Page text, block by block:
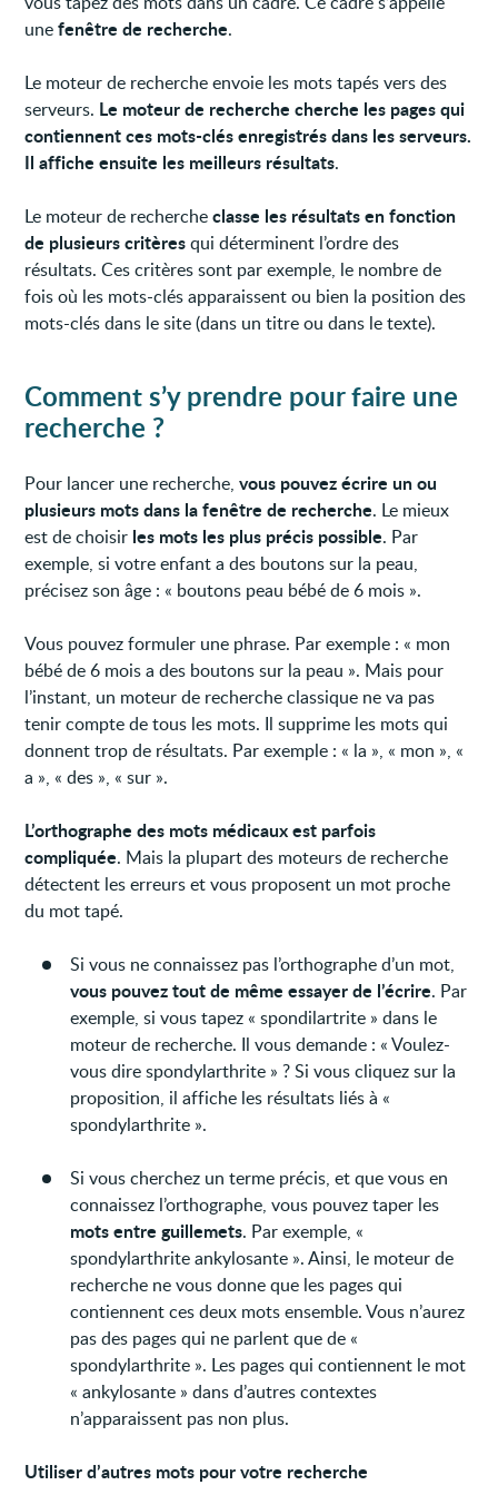
unefenêtre de recherche.
Le moteur de recherche envoie les mots tapés vers des
serveurs. Le moteur de recherche cherche les pages qui
contiennent ces mots-clés enregistrés dans les serveurs.
Il affiche ensuite les meilleurs résultats.
Le moteur de rechercheclasse les résultats en fonction
de plusieurs critèresqui déterminent l’ordre des
résultats. Ces critères sont par exemple, le nombre de
fois où les mots-clés apparaissent ou bien la position des
mots-clés dans le site (dans un titre ou dans le texte).
Comment s’y prendre pour faire une
recherche ?
Pour lancer une recherche,vous pouvez écrire un ou
plusieurs mots dans la fenêtre de recherche. Le mieux
est de choisir les mots les plus précis possible. Par
exemple, si votre enfant a des boutons sur la peau,
précisez son âge : « boutons peau bébé de 6 mois ».
Vous pouvez formuler une phrase. Par exemple : « mon
bébé de 6 mois a des boutons sur la peau ». Mais pour
l’instant, un moteur de recherche classique ne va pas
tenir compte de tous les mots. Il supprime les mots qui
donnent trop de résultats. Par exemple : « la », « mon », «
a », « des », « sur ».
L’orthographe des mots médicaux est parfois
compliquée. Mais la plupart des moteurs de recherche
détectent les erreurs et vous proposent un mot proche
du mot tapé.
Si vous ne connaissez pas l’orthographe d’un mot,
vous pouvez tout de même essayer de l’écrire. Par
exemple, si vous tapez « spondilartrite » dans le
moteur de recherche. Il vous demande : « Voulez-
vous dire spondylarthrite » ? Si vous cliquez sur la
proposition, il affiche les résultats liés à «
spondylarthrite ».
Si vous cherchez un terme précis, et que vous en
connaissez l’orthographe, vous pouvez taper les
mots entre guillemets. Par exemple, «
spondylarthrite ankylosante ». Ainsi, le moteur de
recherche ne vous donne que les pages qui
contiennent ces deux mots ensemble. Vous n’aurez
pas des pages qui ne parlent que de «
spondylarthrite ». Les pages qui contiennent le mot
« ankylosante » dans d’autres contextes
n’apparaissent pas non plus.
Utiliser d’autres mots pour votre recherche